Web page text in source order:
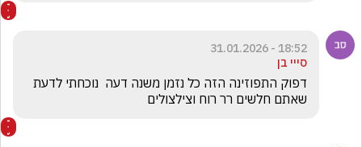
18:52 - 31.01.2026
סייי בן
שאתם חלשים רר רוח וצילצולים